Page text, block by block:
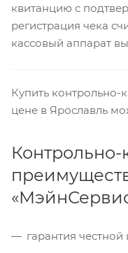
квитанцию с
регистрация чека
кассовый аппарат
Купить контрольно-
цене в Ярославль
Контрольно-
гарантия честной